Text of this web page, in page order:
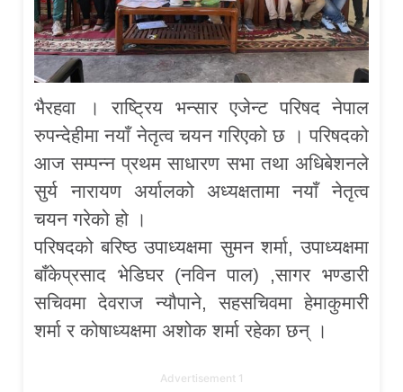
भैरहवा । राष्ट्रिय भन्सार एजेन्ट परिषद नेपाल
रुपन्देहीमा नयाँ नेतृत्व चयन गरिएको छ । परिषदको
आज सम्पन्न प्रथम साधारण सभा तथा अधिबेशनले
सुर्य नारायण अर्यालको अध्यक्षतामा नयाँ नेतृत्व
चयन गरेको हो ।
परिषदको बरिष्ठ उपाध्यक्षमा सुमन शर्मा, उपाध्यक्षमा
बाँकेप्रसाद भेडिघर (नविन पाल) ,सागर भण्डारी
सचिवमा देवराज न्यौपाने, सहसचिवमा हेमाकुमारी
शर्मा र कोषाध्यक्षमा अशोक शर्मा रहेका छन् ।
Advertisement 1